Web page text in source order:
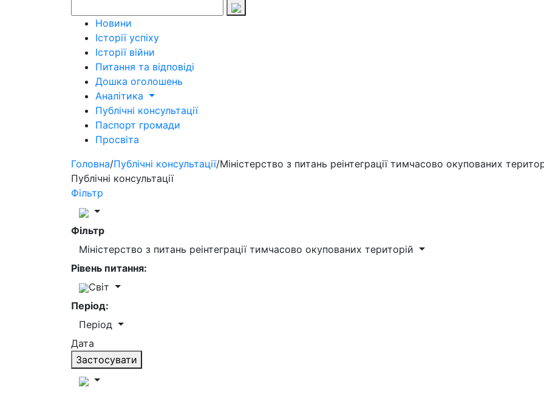
Новини
Історії успіху
Історії війни
Питання та відповіді
Дошка оголошень
Аналітика
Публічні консультації
Паспорт громади
Просвіта
Головна/Публічні консультації/Міністерство з питань реінтеграції тимчасово окупованих
Публічні консультації
Фільтр
Фільтр
Міністерство з питань реінтеграції тимчасово окупованих територій
Рівень питання:
Світ
Період:
Період
Дата
Застосувати